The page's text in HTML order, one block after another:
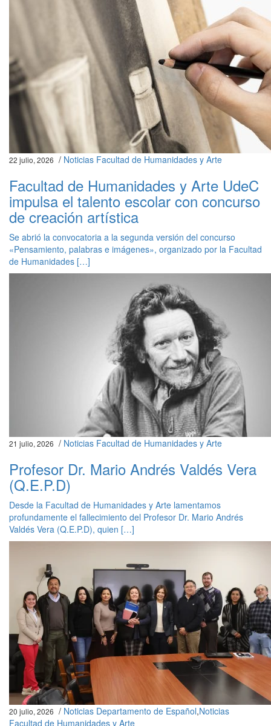
22 julio, 2026 / Noticias Facultad de Humanidades y Arte
Facultad de Humanidades y Arte UdeC
impulsa el talento escolar con concurso
de creación artística
Se abrió la convocatoria a la segunda versión del concurso
«Pensamiento, palabras e imágenes», organizado por la Facultad
de Humanidades […]
21 julio, 2026 / Noticias Facultad de Humanidades y Arte
Profesor Dr. Mario Andrés Valdés Vera
(Q.E.P.D)
Desde la Facultad de Humanidades y Arte lamentamos
profundamente el fallecimiento del Profesor Dr. Mario Andrés
Valdés Vera (Q.E.P.D), quien […]
20 julio, 2026 / Noticias Departamento de Español,Noticias
Facultad de Humanidades y Arte